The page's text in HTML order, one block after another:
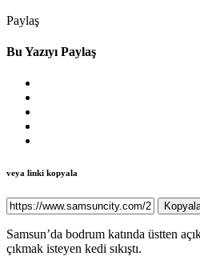
Paylaş
Bu Yazıyı Paylaş
veya linki kopyala
Samsun’da bodrum katında üstten
çıkmak isteyen kedi sıkıştı.